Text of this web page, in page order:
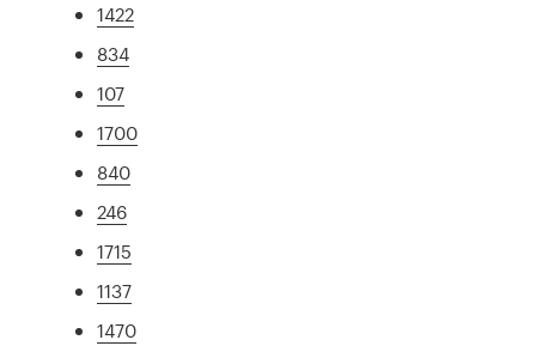
1422
834
107
1700
840
246
1715
1137
1470